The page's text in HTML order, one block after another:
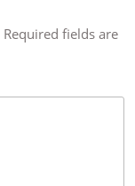
Required fields are